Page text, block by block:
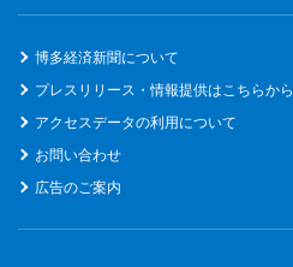
博多経済新聞について
プレスリリース・情報提供はこちらから
アクセスデータの利用について
お問い合わせ
広告のご案内